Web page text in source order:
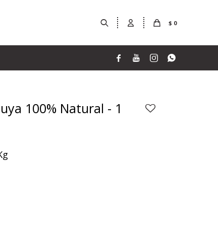
$ 0
   
100% Natural - 1